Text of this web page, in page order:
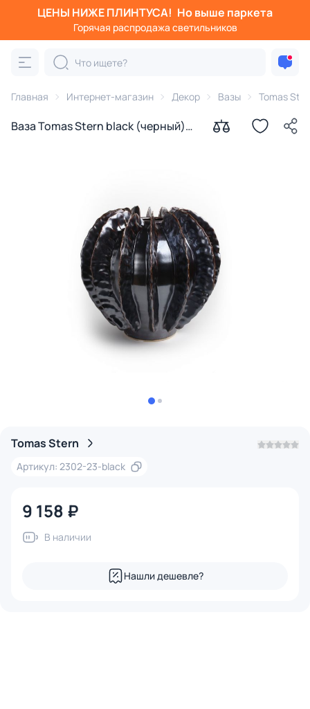
ЦЕНЫ НИЖЕ ПЛИНТУСА! Но выше паркета
Горячая распродажа светильников
Главная Интернет-магазин Декор Вазы Tomas
Ваза Tomas Stern black (черный)
Tomas Stern
Артикул: 2302-23-black
9 158 ₽
В наличии
Нашли дешевле?